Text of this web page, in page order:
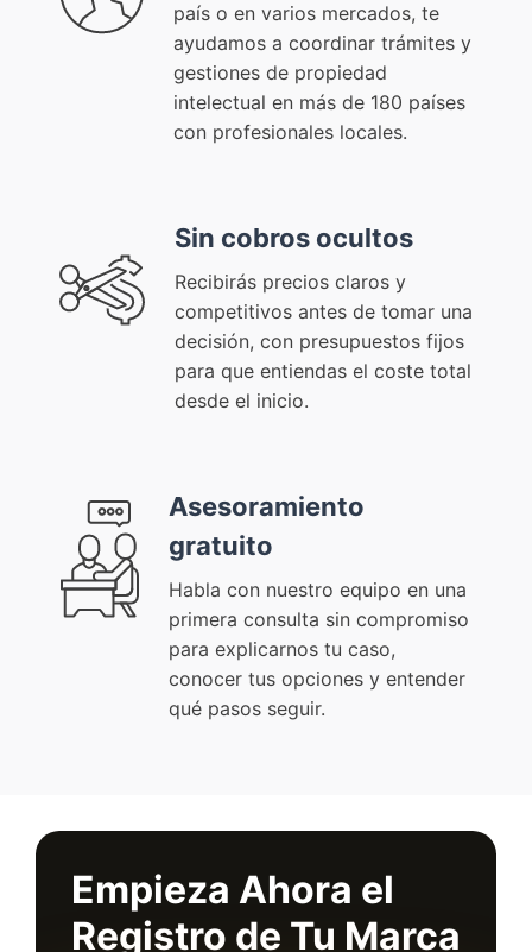
país o en varios mercados, te
ayudamos a coordinar trámites y
gestiones de propiedad
intelectual en más de 180 países
con profesionales locales.
Sin cobros ocultos
Recibirás precios claros y
competitivos antes de tomar una
decisión, con presupuestos fijos
para que entiendas el coste total
desde el inicio.
Asesoramiento
gratuito
Habla con nuestro equipo en una
primera consulta sin compromiso
para explicarnos tu caso,
conocer tus opciones y entender
qué pasos seguir.
Empieza Ahora el
Registro de Tu Marca